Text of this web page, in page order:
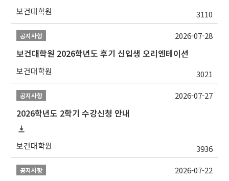
보건대학원 3110
공지사항
보건대학원 2026학년도 후기 신입생 오리엔테이션
보건대학원 3021
2026-07-28
공지사항
2026학년도 2학기 수강신청 안내
보건대학원 3936
2026-07-27
공지사항 2026-07-22